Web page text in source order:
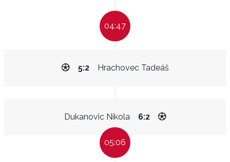
04:47
Hrachovec Tadeáš
5:2
Dukanovic Nikola 6:2
05:06